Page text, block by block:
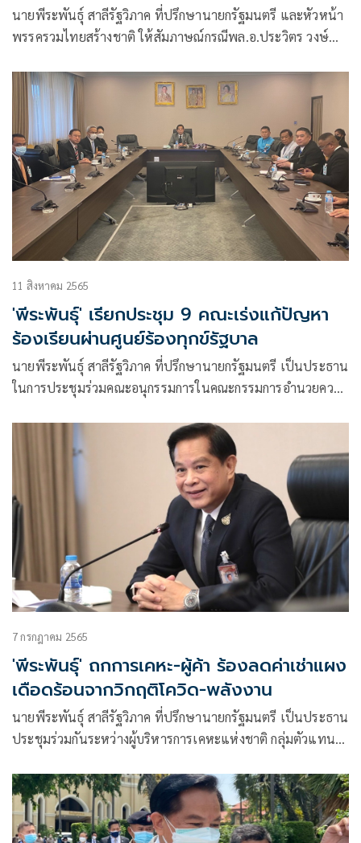
นายพีระพันธุ์ สาลีรัฐวิภาค ที่ปรึกษานายกรัฐมนตรี และหัวหน้า
พรรครวมไทยสร้างชาติ ให้สัมภาษณ์กรณีพล.อ.ประวิตร วงษ์
ให้มาถามตนเองที่โพสต์เฟซบุ๊กระบุว่ามีนักเล่นเกมที่หัวหน้าทีม
ให้ลูกทีมไปลงชื่อ
11 สิงหาคม 2565
'พีระพันธุ์' เรียกประชุม 9 คณะเร่งแก้ปัญหา
ร้องเรียนผ่านศูนย์ร้องทุกข์รัฐบาล
นายพีระพันธุ์ สาลีรัฐวิภาค ที่ปรึกษานายกรัฐมนตรี เป็นประธาน
ในการประชุมร่วมคณะอนุกรรมการในคณะกรรมการอำนวยความ
พล.อ.ประยุทธ์ จันทร์โอชา นายกรัฐมนตรี พร้อมกัน 9 คณะ
7 กรกฎาคม 2565
'พีระพันธุ์' ถกการเคหะ-ผู้ค้า ร้องลดค่าเช่าแผง
เดือดร้อนจากวิกฤติโควิด-พลังงาน
นายพีระพันธุ์ สาลีรัฐวิภาค ที่ปรึกษานายกรัฐมนตรี เป็นประธาน
ประชุมร่วมกันระหว่างผู้บริหารการเคหะแห่งชาติ กลุ่มตัวแทน